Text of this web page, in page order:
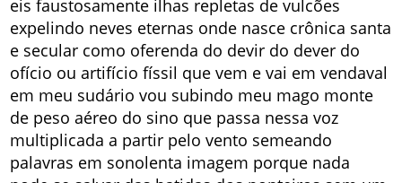
eis faustosamente ilhas repletas de vulcões
expelindo neves eternas onde nasce crônica santa
e secular como oferenda do devir do dever do
ofício ou artifício físsil que vem e vai em vendaval
em meu sudário vou subindo meu mago monte
de peso aéreo do sino que passa nessa voz
multiplicada a partir pelo vento semeando
palavras em sonolenta imagem porque nada